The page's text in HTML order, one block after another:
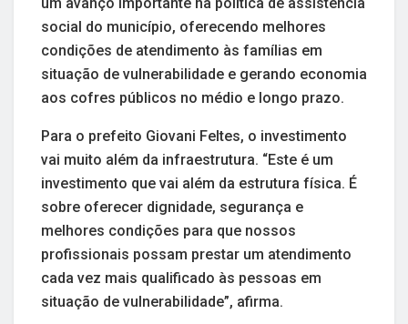
um avanço importante na política de assistência
social do município, oferecendo melhores
condições de atendimento às famílias em
situação de vulnerabilidade e gerando economia
aos cofres públicos no médio e longo prazo.
Para o prefeito Giovani Feltes, o investimento
vai muito além da infraestrutura. “Este é um
investimento que vai além da estrutura física. É
sobre oferecer dignidade, segurança e
melhores condições para que nossos
profissionais possam prestar um atendimento
cada vez mais qualificado às pessoas em
situação de vulnerabilidade”, afirma.